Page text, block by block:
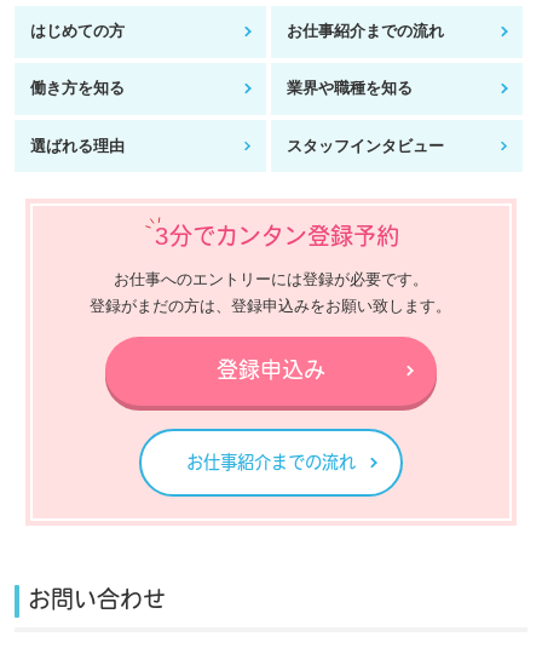
はじめての方 お仕事紹介までの流れ
働き方を知る 業界や職種を知る
選ばれる理由 スタッフインタビュー
3分でカンタン登録予約
お仕事へのエントリーには登録が必要です。
登録がまだの方は、登録申込みをお願い致します。
登録申込み
お仕事紹介までの流れ
お問い合わせ